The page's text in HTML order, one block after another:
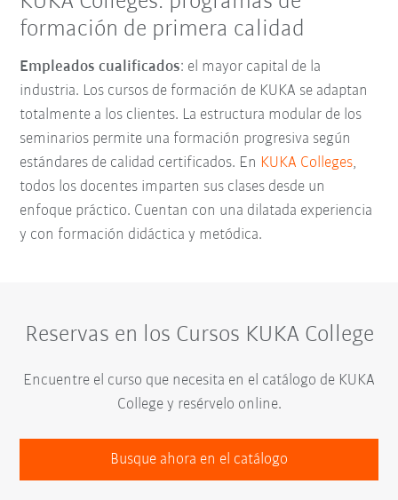
formación de primera calidad
Empleados cualificados: el mayor capital de la
industria. Los cursos de formación de KUKA se adaptan
totalmente a los clientes. La estructura modular de los
seminarios permite una formación progresiva según
estándares de calidad certificados. En KUKA Colleges,
todos los docentes imparten sus clases desde un
enfoque práctico. Cuentan con una dilatada experiencia
y con formación didáctica y metódica.
Reservas en los Cursos KUKA College
Encuentre el curso que necesita en el catálogo de KUKA
College y resérvelo online.
Busque ahora en el catálogo